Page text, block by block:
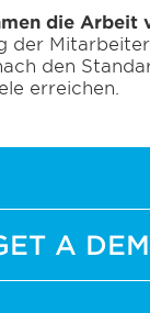
die Arbeit
der
den
erreichen.
A